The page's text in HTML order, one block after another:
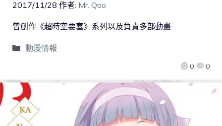
2017/11/28 作者: Mr. Qoo
0 0
曾創作《超時空要塞》系列以及負責多部動畫
動漫情報